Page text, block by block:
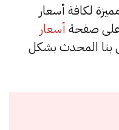
مميزة لكافة أسعار
على صفحة أسعار
بنا المحدث بشكل